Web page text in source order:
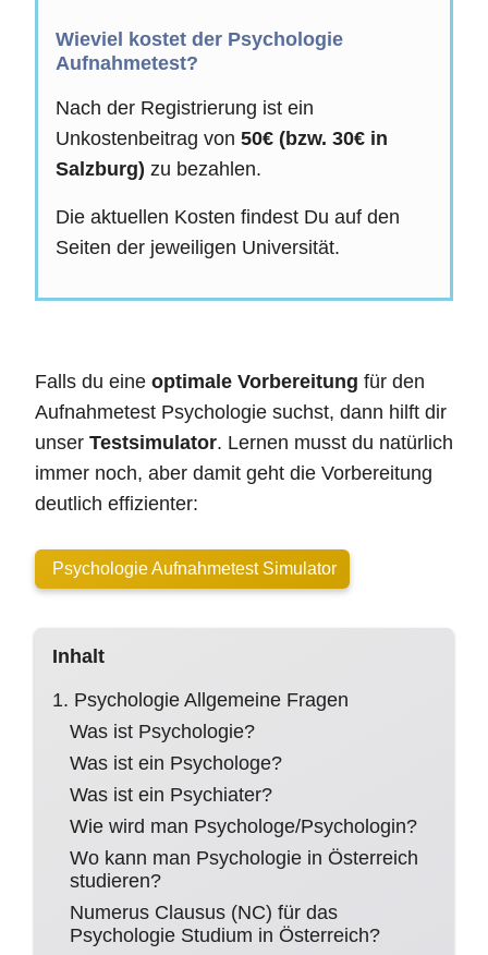
Wieviel kostet der Psychologie
Aufnahmetest?
Nach der Registrierung ist ein
Unkostenbeitrag von 50€ (bzw. 30€ in
Salzburg) zu bezahlen.
Die aktuellen Kosten findest Du auf den
Seiten der jeweiligen Universität.
Falls du eine optimale Vorbereitung für den
Aufnahmetest Psychologie suchst, dann hilft dir
unser Testsimulator. Lernen musst du natürlich
immer noch, aber damit geht die Vorbereitung
deutlich effizienter:
Psychologie Aufnahmetest Simulator
Inhalt
1. Psychologie Allgemeine Fragen
Was ist Psychologie?
Was ist ein Psychologe?
Was ist ein Psychiater?
Wie wird man Psychologe/Psychologin?
Wo kann man Psychologie in Österreich
studieren?
Numerus Clausus (NC) für das
Psychologie Studium in Österreich?